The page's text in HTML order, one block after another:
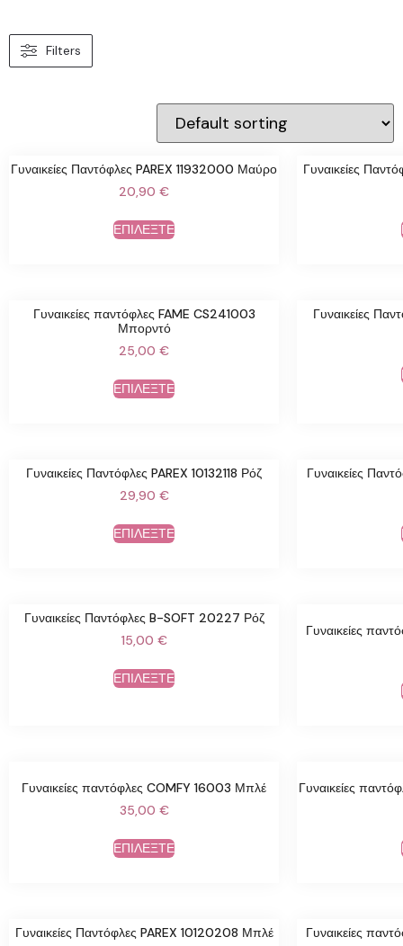
Filters
Γυναικείες Παντόφλες PAREX 11932000 Μαύρο
20,90 €
ΕΠΙΛΕΞΤΕ
Γυναικείες
Γυναικείες παντόφλες FAME CS241003
Μπορντό
25,00 €
ΕΠΙΛΕΞΤΕ
Γυναικείες
Γυναικείες Παντόφλες PAREX 10132118 Ρόζ
29,90 €
ΕΠΙΛΕΞΤΕ
Γυναικείες
Γυναικείες Παντόφλες B-SOFT 20227 Ρόζ
15,00 €
ΕΠΙΛΕΞΤΕ
Γυναικείες
Γυναικείες παντόφλες COMFY 16003 Μπλέ
35,00 €
ΕΠΙΛΕΞΤΕ
Γυναικείες
Γυναικείες Παντόφλες PAREX 10120208 Μπλέ
Γυναικείες